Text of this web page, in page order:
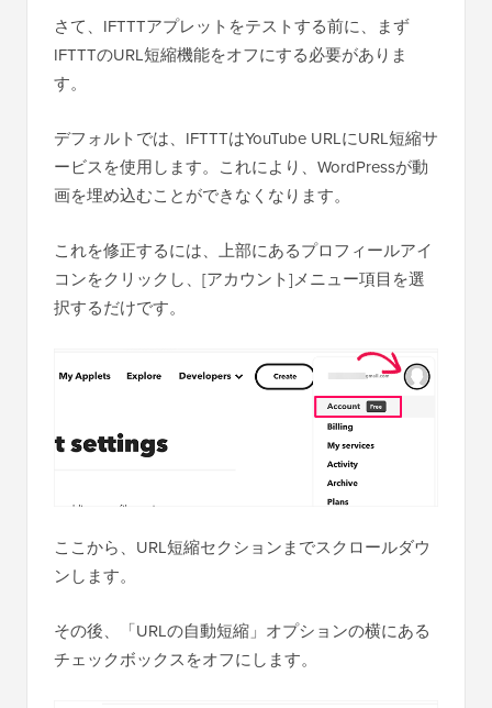
さて、IFTTTアプレットをテストする前に、まず
IFTTTのURL短縮機能をオフにする必要がありま
す。
デフォルトでは、IFTTTはYouTube URLにURL短縮サ
ービスを使用します。これにより、WordPressが動
画を埋め込むことができなくなります。
これを修正するには、上部にあるプロフィールアイ
コンをクリックし、[アカウント]メニュー項目を選
択するだけです。
ここから、URL短縮セクションまでスクロールダウ
ンします。
その後、「URLの自動短縮」オプションの横にある
チェックボックスをオフにします。